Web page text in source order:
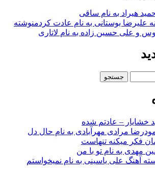
هیراد به نام ساقی
علیرضا بوستانی به نام عادت کردمنوشته
و علی حسین زاده به نام لاتاری
خشایار – عادتم شده
مرادی مهرآبادی به نام حال دل
فکر میکنه تنهاست
مهدی به نام تو با من
آهنگ علی یاسینی به نام نمیخواستم